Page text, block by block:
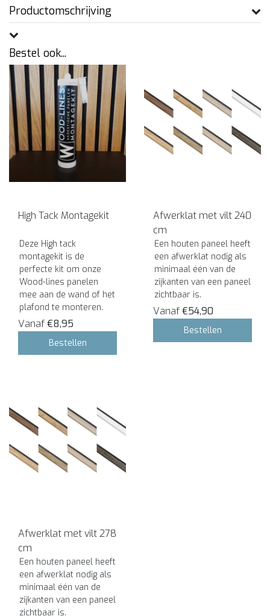
Productomschrijving
Bestel ook...
High Tack Montagekit
Deze High tack
montagekit is de
perfecte kit om onze
Wood-lines panelen
mee aan de wand of het
plafond te monteren.
Vanaf€8,95
Bestellen
Afwerklat met vilt 240
cm
Een houten paneel heeft
een afwerklat nodig als
minimaal één van de
zijkanten van een paneel
zichtbaar is.
Vanaf€54,90
Bestellen
Afwerklat met vilt 278
cm
Een houten paneel heeft
een afwerklat nodig als
minimaal één van de
zijkanten van een paneel
zichtbaar is.